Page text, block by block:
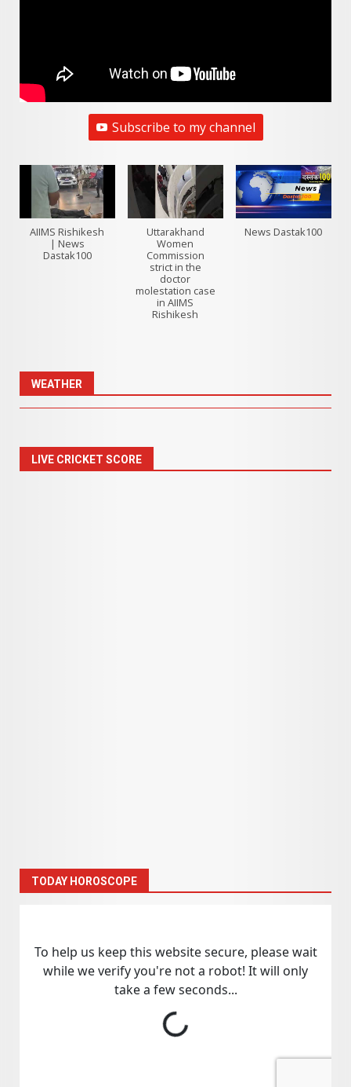
Subscribe to my channel
AIIMS Rishikesh
| News
Dastak100
Uttarakhand
Women
Commission
strict in the
doctor
molestation case
in AIIMS
Rishikesh
News Dastak100
WEATHER
LIVE CRICKET SCORE
TODAY HOROSCOPE